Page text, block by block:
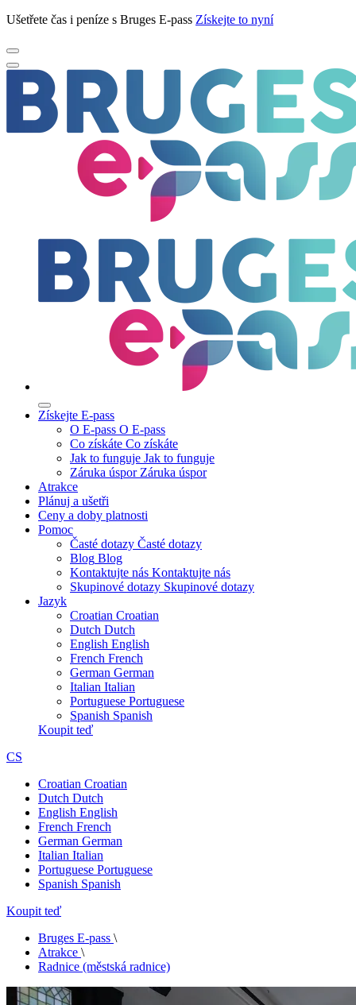
Ušetřete čas i peníze s Bruges E-pass Získejte to nyní
Získejte E-pass
O E-pass O E-pass
Co získáte Co získáte
Jak to funguje Jak to funguje
Záruka úspor Záruka úspor
Atrakce
Plánuj a ušetři
Ceny a doby platnosti
Pomoc
Časté dotazy Časté dotazy
Blog Blog
Kontaktujte nás Kontaktujte nás
Skupinové dotazy Skupinové dotazy
Jazyk
Croatian Croatian
Dutch Dutch
English English
French French
German German
Italian Italian
Portuguese Portuguese
Spanish Spanish
Koupit teď
CS
Croatian Croatian
Dutch Dutch
English English
French French
German German
Italian Italian
Portuguese Portuguese
Spanish Spanish
Koupit teď
Bruges E-pass \
Atrakce \
Radnice (městská radnice)